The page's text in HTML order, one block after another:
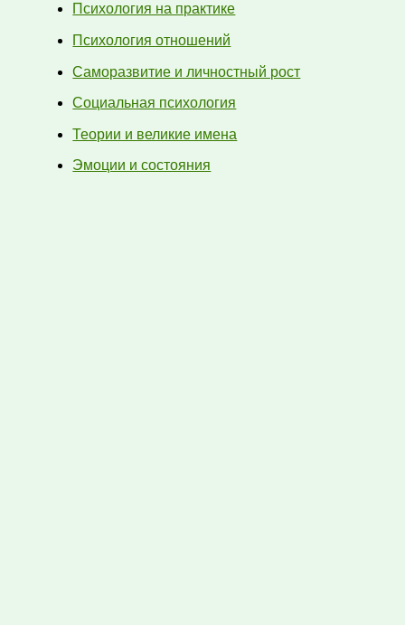
Психология на практике
Психология отношений
Саморазвитие и личностный рост
Социальная психология
Теории и великие имена
Эмоции и состояния